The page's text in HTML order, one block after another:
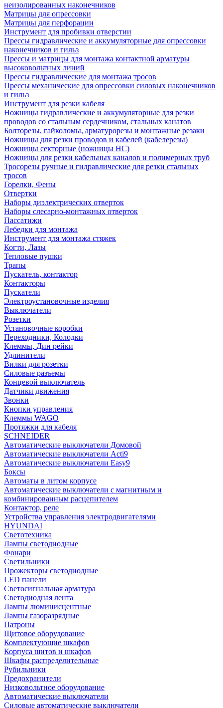
неизолированных наконечников
Матрицы для опрессовки
Матрицы для перфорации
Инструмент для пробивки отверстии
Прессы гидравлические и аккумуляторные для опрессовки
наконечников и гильз
Прессы и матрицы для монтажа контактной арматуры
высоковольтных линий
Прессы гидравлические для монтажа тросов
Прессы механические для опрессовки силовых наконечников
и гильз
Инструмент для резки кабеля
Ножницы гидравлические и аккумуляторные для резки
проводов со стальным сердечником, стальных канатов
Болторезы, гайколомы, арматурорезы и монтажные резаки
Ножницы для резки проводов и кабелей (кабелерезы)
Ножницы секторные (ножницы НС)
Ножницы для резки кабельных каналов и полимерных труб
Тросорезы ручные и гидравлические для резки стальных
тросов
Горелки, Фены
Отвертки
Наборы диэлектрических отверток
Наборы слесарно-монтажных отверток
Пассатижи
Лебедки для монтажа
Инструмент для монтажа стяжек
Когти, Лазы
Тепловые пушки
Трапы
Пускатель, контактор
Контакторы
Пускатели
Электроустановочные изделия
Выключатели
Розетки
Установочные коробки
Переходники, Колодки
Клеммы, Дин рейки
Удлинители
Вилки для розетки
Силовые разъемы
Концевой выключатель
Датчики движения
Звонки
Кнопки управления
Клеммы WAGO
Протяжки для кабеля
SCHNEIDER
Автоматические выключатели Домовой
Автоматические выключатели Acti9
Автоматические выключатели Easy9
Боксы
Автоматы в литом корпусе
Автоматические выключатели с магнитным и
комбинированным расцепителем
Контактор, реле
Устройства управления электродвигателями
HYUNDAI
Светотехника
Лампы светодиодные
Фонари
Светильники
Прожекторы светодиодные
LED панели
Светосигнальная арматура
Светодиодная лента
Лампы люминисцентные
Лампы газоразрядные
Патроны
Щитовое оборудование
Комплектующие шкафов
Корпуса щитов и шкафов
Шкафы распределительные
Рубильники
Предохранители
Низковольтное оборудование
Автоматические выключатели
Силовые автоматические выключатели